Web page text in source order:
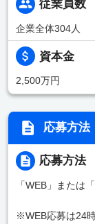
従業員数
企業全体304人
資本金
2,500万円
応募方法
応募方法
「WEB」または
※WEB応募は24